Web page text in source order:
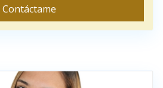
Contáctame